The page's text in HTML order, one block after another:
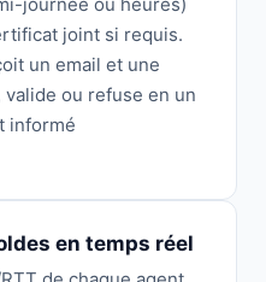
joint si requis.
un email et une
ou refuse en un
informé
en temps réel